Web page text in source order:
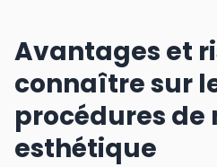
Avantages et
connaître sur
procédures de
esthétique